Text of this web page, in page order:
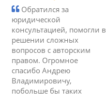
Обратился за
юридической
консультацией, помогли в
решении сложных
вопросов с авторским
правом. Огромное
спасибо Андрею
Владимировичу,
побольше бы таких